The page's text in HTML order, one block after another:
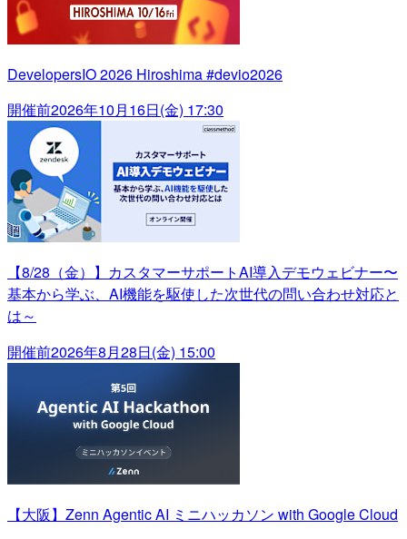
DevelopersIO 2026 Hiroshima #devio2026
開催前2026年10月16日(金) 17:30
【8/28（金）】カスタマーサポートAI導入デモウェビナー〜
基本から学ぶ、AI機能を駆使した次世代の問い合わせ対応と
は～
開催前2026年8月28日(金) 15:00
【大阪】Zenn Agentic AI ミニハッカソン with Google Cloud